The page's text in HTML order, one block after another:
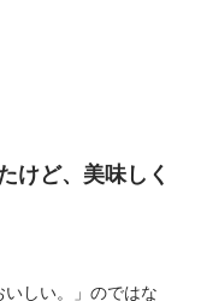
けど、美味しく
しい。」のではな